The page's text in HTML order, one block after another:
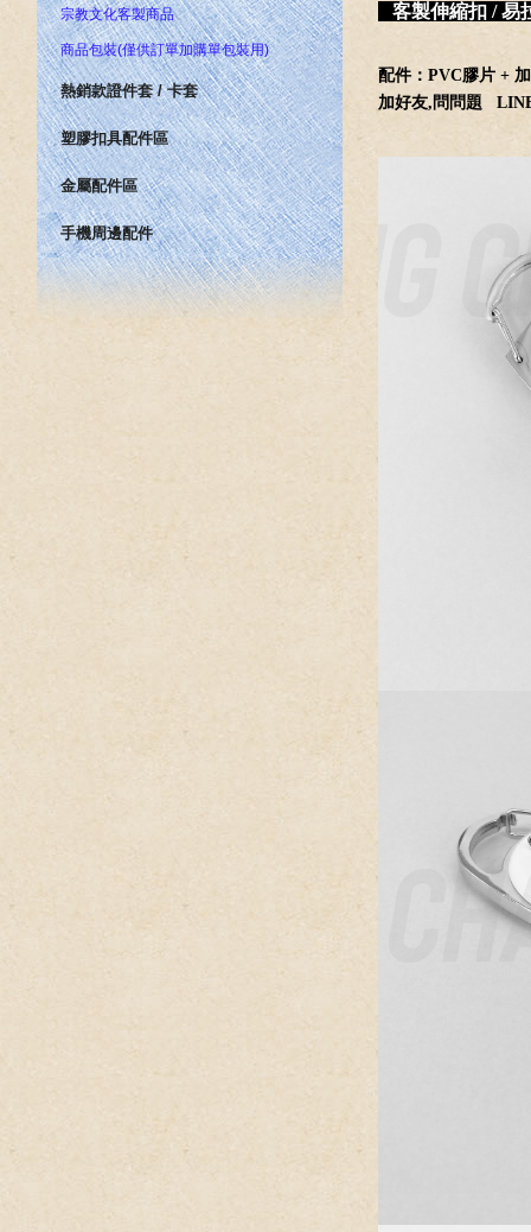
宗教文化客製商品
商品包裝(僅供訂單加購單包裝用)
熱銷款證件套 / 卡套
塑膠扣具配件區
金屬配件區
手機周邊配件
客製伸縮扣 / 易
配件：PVC膠片 +
加好友,問問題